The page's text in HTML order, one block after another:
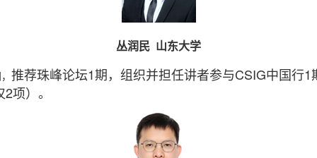
丛润民 山东大学
推荐珠峰论坛1期，组织并担任讲者参与CSIG中国行
项）。